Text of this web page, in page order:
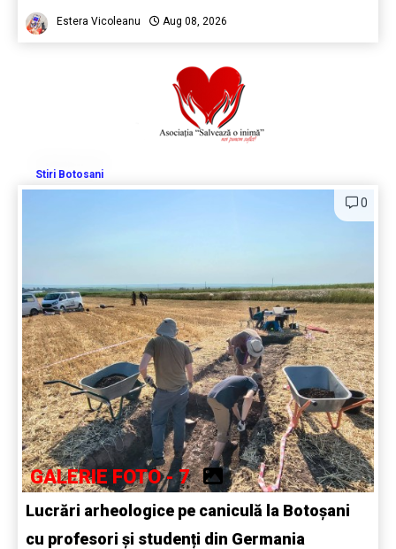
Estera Vicoleanu Aug 08, 2026
Stiri Botosani
0
GALERIE FOTO - 7
Lucrări arheologice pe caniculă la Botoșani
cu profesori și studenți din Germania